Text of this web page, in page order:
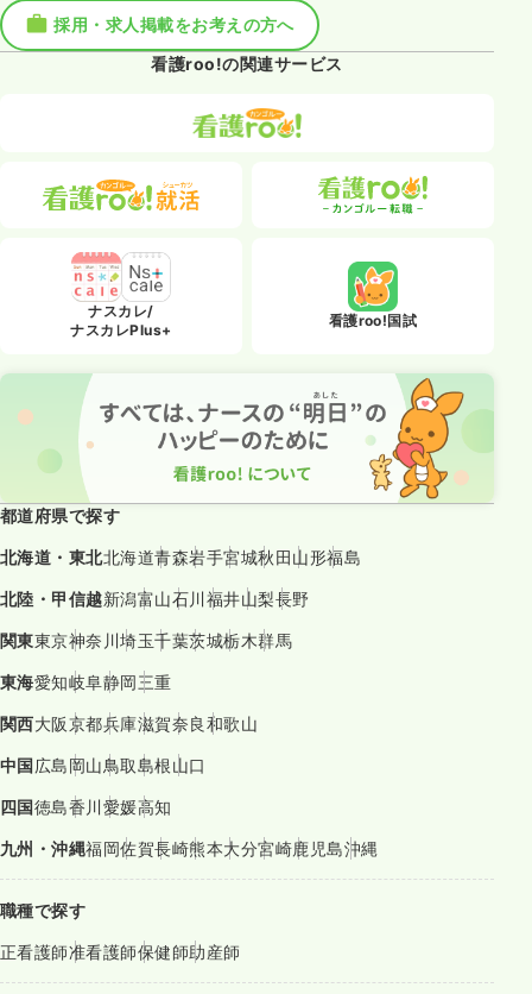
採用・求人掲載をお考えの方へ
看護roo!の関連サービス
ナスカレ/
ナスカレPlus+
看護roo!国試
都道府県で探す
北海道・東北北海道青森岩手宮城秋田山形福島
北陸・甲信越新潟富山石川福井山梨長野
関東東京神奈川埼玉千葉茨城栃木群馬
東海愛知岐阜静岡三重
関西大阪京都兵庫滋賀奈良和歌山
中国広島岡山鳥取島根山口
四国徳島香川愛媛高知
九州・沖縄福岡佐賀長崎熊本大分宮崎鹿児島沖縄
職種で探す
正看護師准看護師保健師助産師